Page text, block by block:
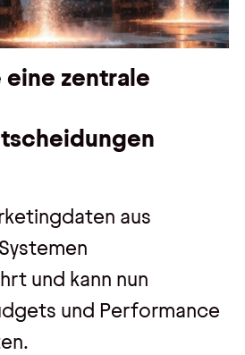
eine zentrale
aus
und kann nun
und Performance